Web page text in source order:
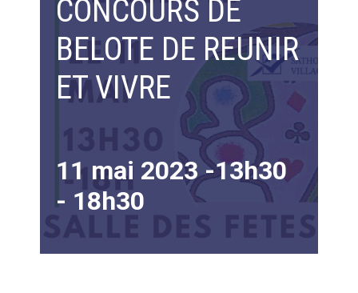
CONCOURS DE
BELOTE DE REUNIR
ET VIVRE
11 mai 2023 -13h30
- 18h30